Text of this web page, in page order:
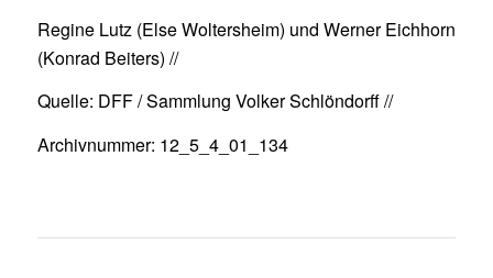
Regine Lutz (Else Woltersheim) und Werner Eichhorn
(Konrad Beiters) //
Quelle: DFF / Sammlung Volker Schlöndorff //
Archivnummer: 12_5_4_01_134